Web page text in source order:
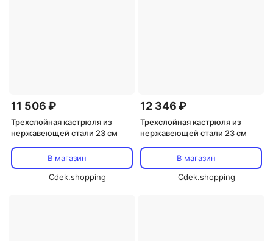
11 506 ₽
Трехслойная кастрюля из
нержавеющей стали 23 см
В магазин
Cdek.shopping
12 346 ₽
Трехслойная кастрюля из
нержавеющей стали 23 см
В магазин
Cdek.shopping